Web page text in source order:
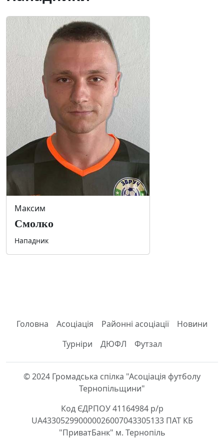
Максим
Смолко
Нападник
Головна Асоціація Районні асоціації
Новини
Турніри
ДЮФЛ Футзал
© 2024 Громадська спілка "Асоціація футболу
Тернопільщини"
Код ЄДРПОУ 41164984 р/р
UA433052990000026007043305133 ПАТ КБ
"ПриватБанк" м. Тернопіль